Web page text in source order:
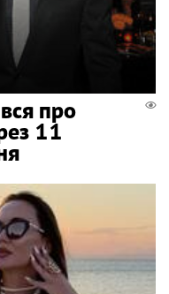
про
11